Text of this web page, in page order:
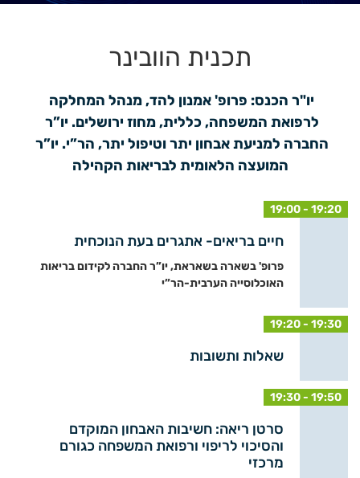
תכנית הוובינר
המועצה הלאומית לבריאות הקהילה
19:00 - 19:20
חיים בריאים- אתגרים בעת הנוכחית
פרופ' בשארה בשאראת, יו”ר החברה לקידום בריאות
האוכלוסייה הערבית-הר”י
19:20 - 19:30
שאלות ותשובות
19:30 - 19:50
סרטן ריאה: חשיבות האבחון המוקדם
והסיכוי לריפוי ורפואת המשפחה כגורם
מרכזי